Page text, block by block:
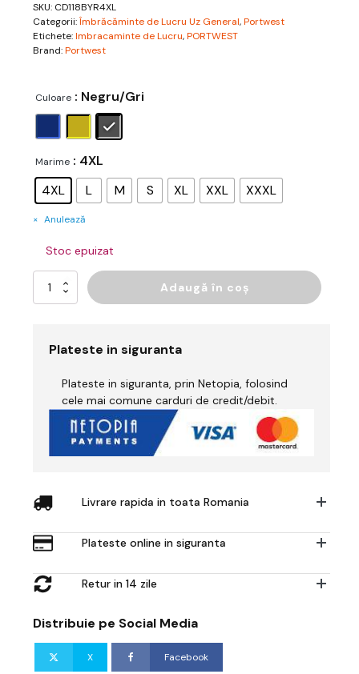
SKU: CD118BYR4XL
Categorii:Îmbrăcăminte de Lucru Uz General,Portwest
Etichete:Imbracaminte de Lucru,PORTWEST
Brand:Portwest
Culoare : Negru/Gri
Marime : 4XL
4XL
L M S XL XXL XXXL
Anulează
Stoc epuizat
Cantitate
WX1
lucru
izolată
două
Adaugă în coș
Plateste in siguranta
Plateste in siguranta, prin Netopia, folosind
cele mai comune carduri de credit/debit.
Livrare rapida in toata Romania
Plateste online in siguranta
Retur in 14 zile
Distribuie pe Social Media
X Facebook